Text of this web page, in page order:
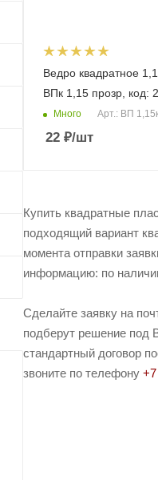
Ведро квадратное
ВПк 1,15 прозр, код:
Много Арт.: ВП
22 ₽/шт
Купить квадратные
подходящий вариант
момента отправки
информацию: по
Сделайте заявку на
подберут решение под
стандартный договор
звоните по телефону